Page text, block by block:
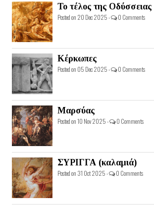
Το τέλος της Οδύσσειας
Posted on 20 Dec 2025 - 0 Comments
Κέρκωπες
Posted on 05 Dec 2025 - 0 Comments
Μαρσύας
Posted on 10 Nov 2025 - 0 Comments
ΣΥΡΙΓΓΑ (καλαμιά)
Posted on 31 Oct 2025 - 0 Comments